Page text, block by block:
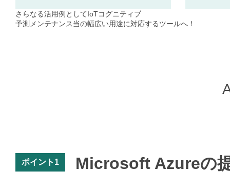
さらなる活用例としてIoTコグニティブ
予測メンテナンス当の幅広い用途に対応するツールへ！
ポイント1 Microsoft Azureの